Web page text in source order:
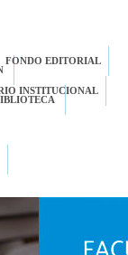
FONDO EDITORIAL
INSTITUCIONAL